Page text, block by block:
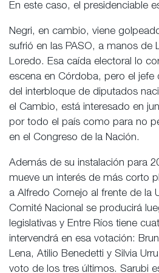
En este caso, el presidenciable
Negri, en cambio, viene
sufrió en las PASO, a manos de
Loredo. Esa caída electoral lo
escena en Córdoba, pero el jefe
del interbloque de diputados
el Cambio, está interesado en
por todo el país como para no
en el Congreso de la Nación.
Además de su instalación para
mueve un interés de más corto
a Alfredo Cornejo al frente de la
Comité Nacional se producirá
legislativas y Entre Ríos tiene
intervendrá en esa votación:
Lena, Atilio Benedetti y Silvia
voto de los tres últimos. Sarubi